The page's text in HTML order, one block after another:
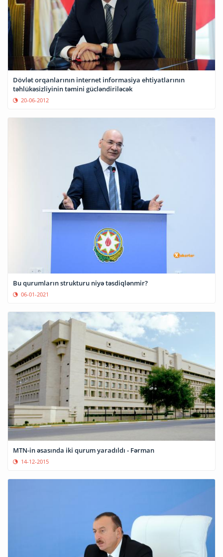
Dövlət orqanlarının internet informasiya ehtiyatlarının
təhlükəsizliyinin təmini gücləndiriləcək
20-06-2012
Bu qurumların strukturu niyə təsdiqlənmir?
06-01-2021
MTN-in əsasında iki qurum yaradıldı - Fərman
14-12-2015